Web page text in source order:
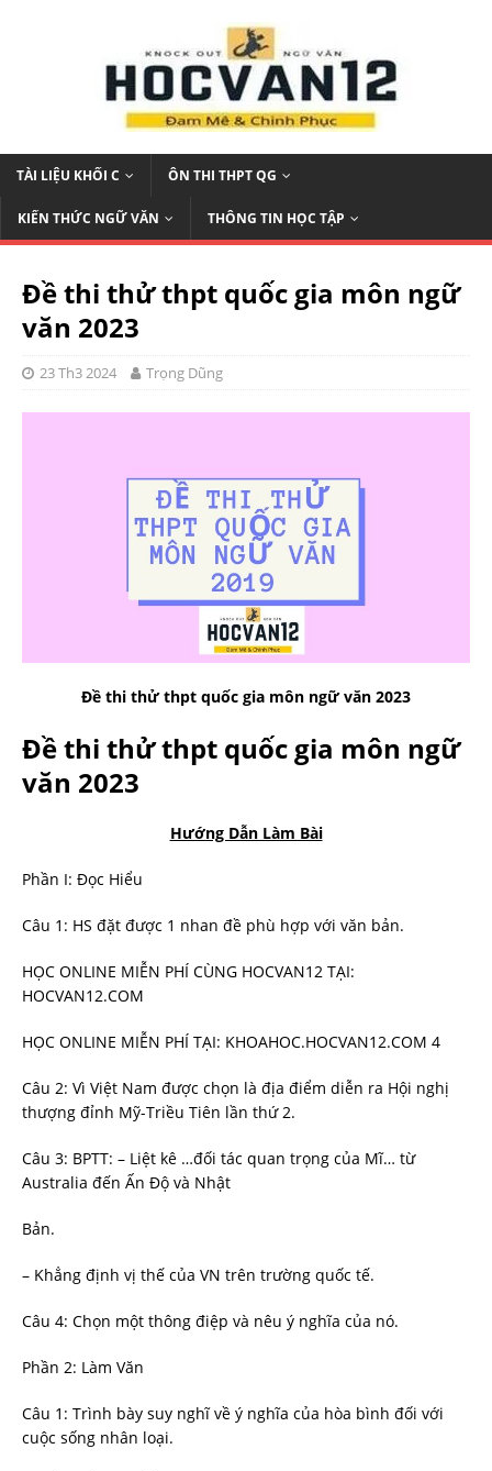
TÀI LIỆU KHỐI C ÔN THI THPT QG
KIẾN THỨC NGỮ VĂN THÔNG TIN HỌC TẬP
Đề thi thử thpt quốc gia môn ngữ
văn 2023
23 Th3 2024 Trọng Dũng
Đề thi thử thpt quốc gia môn ngữ văn 2023
Đề thi thử thpt quốc gia môn ngữ
văn 2023
Hướng Dẫn Làm Bài
Phần I: Đọc Hiểu
Câu 1: HS đặt được 1 nhan đề phù hợp với văn bản.
HỌC ONLINE MIỄN PHÍ CÙNG HOCVAN12 TẠI:
HOCVAN12.COM
HỌC ONLINE MIỄN PHÍ TẠI: KHOAHOC.HOCVAN12.COM 4
Câu 2: Vì Việt Nam được chọn là địa điểm diễn ra Hội nghị
thượng đỉnh Mỹ-Triều Tiên lần thứ 2.
Câu 3: BPTT: – Liệt kê …đối tác quan trọng của Mĩ… từ
Australia đến Ấn Độ và Nhật
Bản.
– Khẳng định vị thế của VN trên trường quốc tế.
Câu 4: Chọn một thông điệp và nêu ý nghĩa của nó.
Phần 2: Làm Văn
Câu 1: Trình bày suy nghĩ về ý nghĩa của hòa bình đối với
cuộc sống nhân loại.